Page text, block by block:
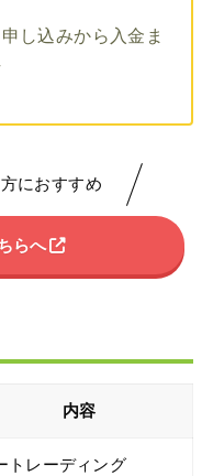
し込みから入金ま
におすすめ
らへ
内容
トレーディング